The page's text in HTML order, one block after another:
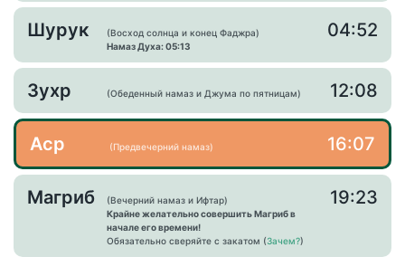
Шурук
(Восход солнца и конец Фаджра)
Намаз Духа: 05:13
04:52
Зухр (Обеденный намаз и Джума по пятницам) 12:08
Аср (Предвечерний намаз) 16:07
Магриб
(Вечерний намаз и Ифтар)
Крайне желательно совершить Магриб в
начале его времени!
Обязательно сверяйте с закатом (Зачем?)
19:23